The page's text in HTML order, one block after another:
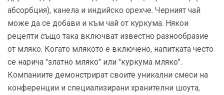
абсорбция), канела и индийско орехче. Черният чай
може да се добави и към чай от куркума. Някои
рецепти също така включват известно разнообразие
от мляко. Когато млякото е включено, напитката често
се нарича "златно мляко" или "куркума мляко".
Компаниите демонстрират своите уникални смеси на
конференции и специализирани хранителни шоута,